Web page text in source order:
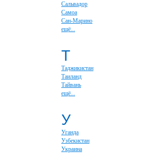
Сальвадор
Самоа
Сан-Марино
ещё...
Т
Таджикистан
Таиланд
Тайвань
ещё...
У
Уганда
Узбекистан
Украина